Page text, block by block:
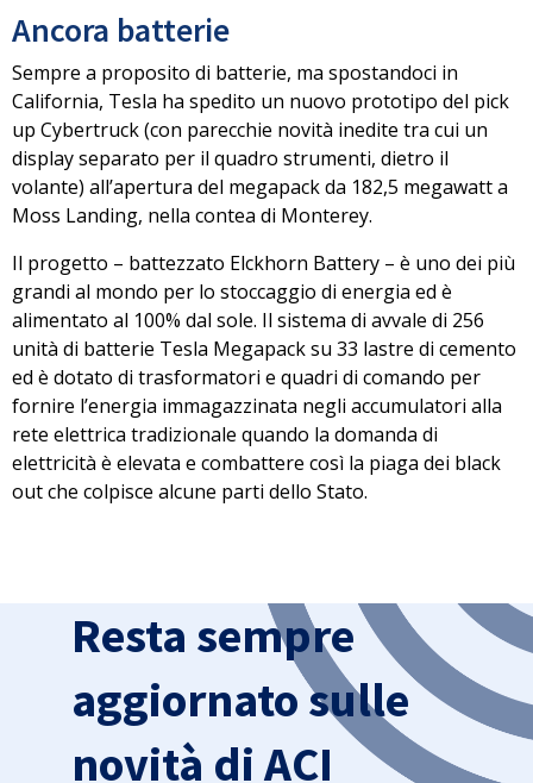
Ancora batterie
Sempre a proposito di batterie, ma spostandoci in
California, Tesla ha spedito un nuovo prototipo del pick
up Cybertruck (con parecchie novità inedite tra cui un
display separato per il quadro strumenti, dietro il
volante) all’apertura del megapack da 182,5 megawatt a
Moss Landing, nella contea di Monterey.
Il progetto – battezzato Elckhorn Battery – è uno dei più
grandi al mondo per lo stoccaggio di energia ed è
alimentato al 100% dal sole. Il sistema di avvale di 256
unità di batterie Tesla Megapack su 33 lastre di cemento
ed è dotato di trasformatori e quadri di comando per
fornire l’energia immagazzinata negli accumulatori alla
rete elettrica tradizionale quando la domanda di
elettricità è elevata e combattere così la piaga dei black
out che colpisce alcune parti dello Stato.
Resta sempre
aggiornato sulle
novità di ACI